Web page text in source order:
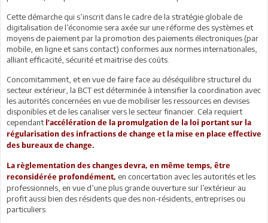
Cette démarche qui s’inscrit dans le cadre de la stratégie globale de
digitalisation de l’économie sera axée sur une réforme des systèmes et
moyens de paiement par la promotion des paiements électroniques (par
mobile, en ligne et sans contact) conformes aux normes internationales,
alliant efficacité, sécurité et maitrise des coûts.
Concomitamment, et en vue de faire face au déséquilibre structurel du
secteur extérieur, la BCT est déterminée à intensifier la coordination avec
les autorités concernées en vue de mobiliser les ressources en devises
disponibles et de les canaliser vers le secteur financier. Cela requiert
cependantl’accélération de la promulgation de la loi portant sur la
régularisation des infractions de change et la mise en place effective
des bureaux de change.
La règlementation des changes devra, en même temps, être
reconsidérée profondément, en concertation avec les autorités et les
professionnels, en vue d’une plus grande ouverture sur l’extérieur au
profit aussi bien des résidents que des non-résidents, entreprises ou
particuliers.